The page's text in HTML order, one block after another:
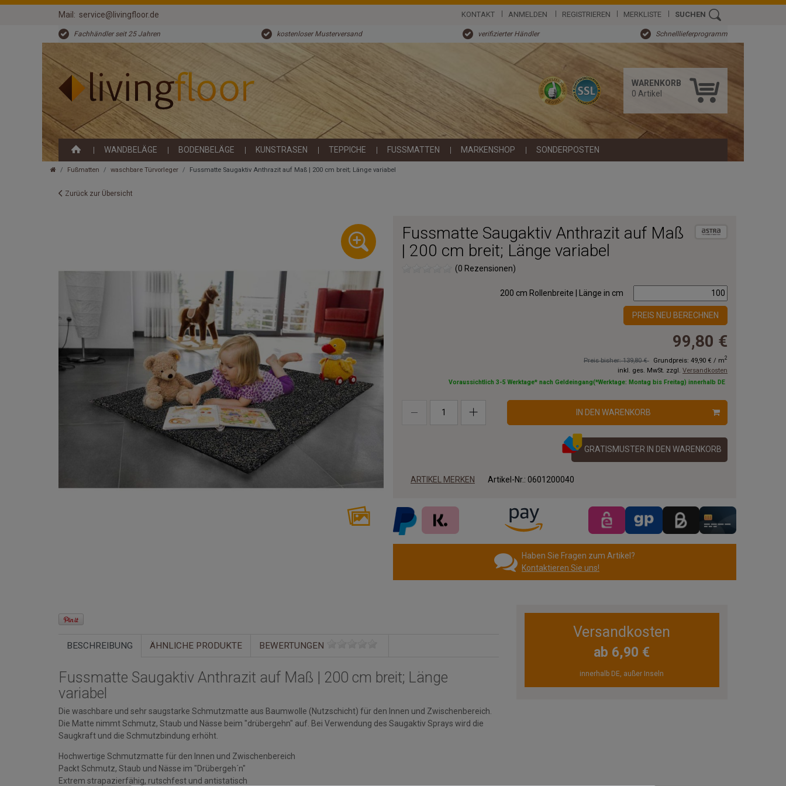
Mail: service@livingfloor.de KONTAKT ANMELDEN REGISTRIEREN MERKLISTE SUCHEN
Fachhändler seit 25 Jahren kostenloser Musterversand verifizierter Händler Schnelllieferprogramm
WARENKORB
0 Artikel
WANDBELÄGE BODENBELÄGE KUNSTRASEN TEPPICHE FUSSMATTEN MARKENSHOP SONDERPOSTEN
Fußmatten waschbare Türvorleger Fussmatte Saugaktiv Anthrazit auf Maß | 200 cm breit; Länge variabel
Zurück zur Übersicht
Fussmatte Saugaktiv Anthrazit auf Maß
| 200 cm breit; Länge variabel
(0 Rezensionen)
200 cm Rollenbreite | Länge in cm
PREIS NEU BERECHNEN
99,80 €
Preis bisher: 139,80 € Grundpreis: 49,90 € / m2
inkl. ges. MwSt. zzgl. Versandkosten
Voraussichtlich 3-5 Werktage* nach Geldeingang(*Werktage: Montag bis Freitag) innerhalb DE
IN DEN WARENKORB
GRATISMUSTER IN DEN WARENKORB
ARTIKEL MERKEN Artikel-Nr.: 0601200040
Haben Sie Fragen zum Artikel?
Kontaktieren Sie uns!
BESCHREIBUNG ÄHNLICHE PRODUKTE BEWERTUNGEN
Fussmatte Saugaktiv Anthrazit auf Maß | 200 cm breit; Länge
variabel
Die waschbare und sehr saugstarke Schmutzmatte aus Baumwolle (Nutzschicht) für den Innen und Zwischenbereich.
Die Matte nimmt Schmutz, Staub und Nässe beim "drübergehn" auf. Bei Verwendung des Saugaktiv Sprays wird die
Saugkraft und die Schmutzbindung erhöht.
Hochwertige Schmutzmatte für den Innen und Zwischenbereich
Packt Schmutz, Staub und Nässe im "Drübergeh´n"
Extrem strapazierfähig, rutschfest und antistatisch
Versandkosten
ab 6,90 €
innerhalb DE, außer Inseln